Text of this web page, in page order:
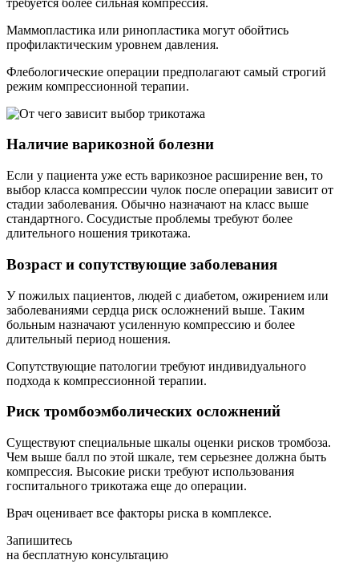
Маммопластика или ринопластика могут обойтись
профилактическим уровнем давления.
Флебологические операции предполагают самый строгий
режим компрессионной терапии.
Наличие варикозной болезни
Если у пациента уже есть варикозное расширение вен, то
выбор класса компрессии чулок после операции зависит от
стадии заболевания. Обычно назначают на класс выше
стандартного. Сосудистые проблемы требуют более
длительного ношения трикотажа.
Возраст и сопутствующие заболевания
У пожилых пациентов, людей с диабетом, ожирением или
заболеваниями сердца риск осложнений выше. Таким
больным назначают усиленную компрессию и более
длительный период ношения.
Сопутствующие патологии требуют индивидуального
подхода к компрессионной терапии.
Риск тромбоэмболических осложнений
Существуют специальные шкалы оценки рисков тромбоза.
Чем выше балл по этой шкале, тем серьезнее должна быть
компрессия. Высокие риски требуют использования
госпитального трикотажа еще до операции.
Врач оценивает все факторы риска в комплексе.
Запишитесь
на бесплатную консультацию